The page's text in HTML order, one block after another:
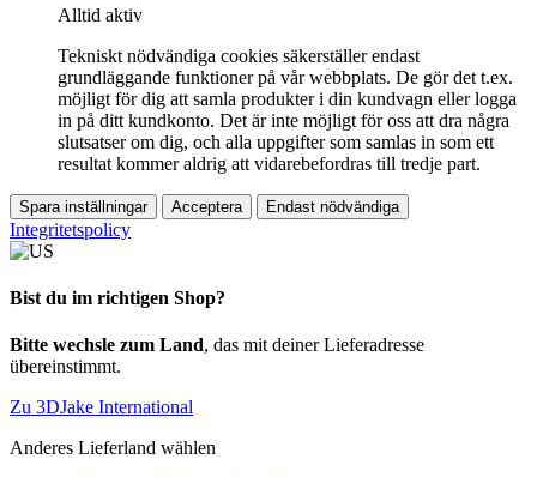
Alltid aktiv
Tekniskt nödvändiga cookies säkerställer endast
grundläggande funktioner på vår webbplats. De gör det t.ex.
möjligt för dig att samla produkter i din kundvagn eller logga
in på ditt kundkonto. Det är inte möjligt för oss att dra några
slutsatser om dig, och alla uppgifter som samlas in som ett
resultat kommer aldrig att vidarebefordras till tredje part.
Spara inställningar Acceptera Endast nödvändiga
Integritetspolicy
Bist du im richtigen Shop?
Bitte wechsle zum Land, das mit deiner Lieferadresse
übereinstimmt.
Zu 3DJake International
Anderes Lieferland wählen